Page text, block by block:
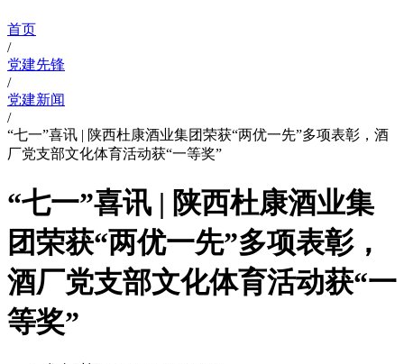
首页
/
党建先锋
/
党建新闻
/
“七一”喜讯 | 陕西杜康酒业集团荣获“两优一先”多项表彰，酒
厂党支部文化体育活动获“一等奖”
“七一”喜讯 | 陕西杜康酒业集
团荣获“两优一先”多项表彰，
酒厂党支部文化体育活动获“一
等奖”